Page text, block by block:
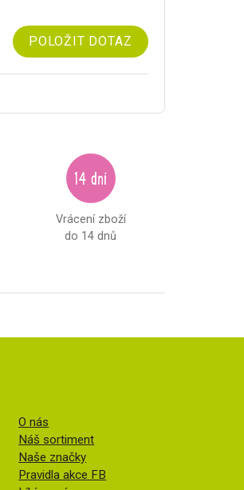
POLOŽIT DOTAZ
14 dní
Vrácení zboží
do 14 dnů
O nás
Náš sortiment
Naše značky
Pravidla akce FB